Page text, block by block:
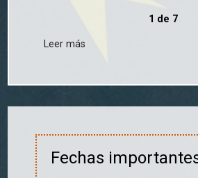
1 de 7
Leer más
Fechas